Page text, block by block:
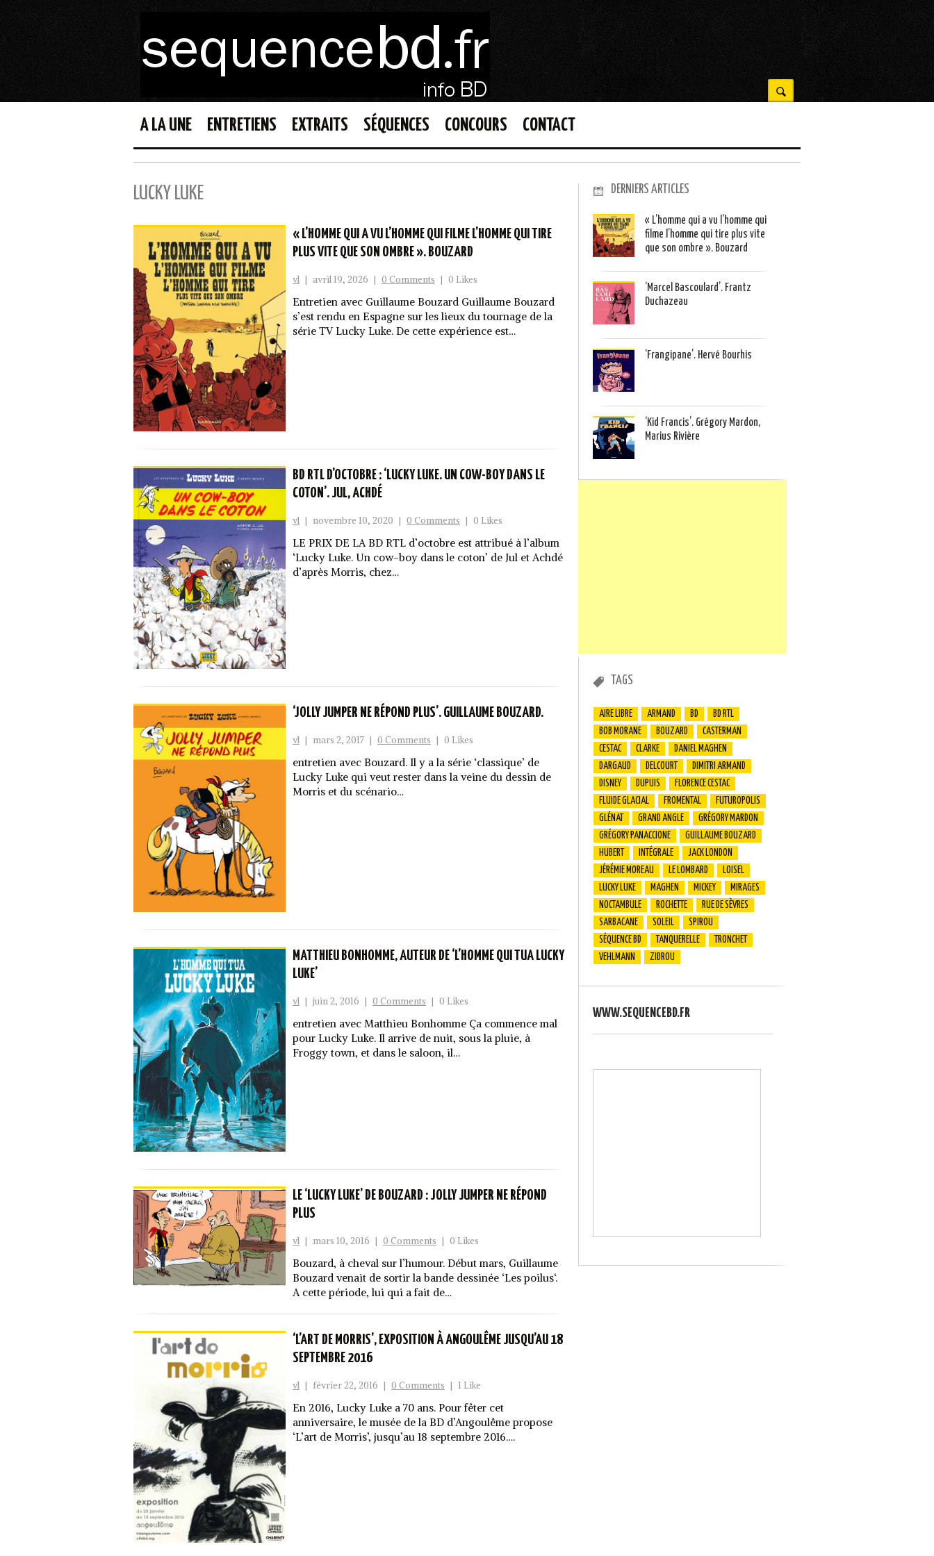
A LA UNE ENTRETIENS EXTRAITS SÉQUENCES CONCOURS CONTACT
LUCKY LUKE
« L’HOMME QUI A VU L’HOMME QUI FILME L’HOMME QUI TIRE
PLUS VITE QUE SON OMBRE ». BOUZARD
vl | avril 19, 2026 | 0 Comments | 0 Likes
Entretien avec Guillaume Bouzard Guillaume Bouzard
s’est rendu en Espagne sur les lieux du tournage de la
série TV Lucky Luke. De cette expérience est…
BD RTL D’OCTOBRE : ‘LUCKY LUKE. UN COW-BOY DANS LE
COTON’. JUL, ACHDÉ
vl | novembre 10, 2020 | 0 Comments | 0 Likes
LE PRIX DE LA BD RTL d’octobre est attribué à l’album
‘Lucky Luke. Un cow-boy dans le coton’ de Jul et Achdé
d’après Morris, chez…
‘JOLLY JUMPER NE RÉPOND PLUS’. GUILLAUME BOUZARD.
vl | mars 2, 2017 | 0 Comments | 0 Likes
entretien avec Bouzard. Il y a la série ‘classique’ de
Lucky Luke qui veut rester dans la veine du dessin de
Morris et du scénario…
MATTHIEU BONHOMME, AUTEUR DE ‘L’HOMME QUI TUA LUCKY
LUKE’
vl | juin 2, 2016 | 0 Comments | 0 Likes
entretien avec Matthieu Bonhomme Ça commence mal
pour Lucky Luke. Il arrive de nuit, sous la pluie, à
Froggy town, et dans le saloon, il…
LE ‘LUCKY LUKE’ DE BOUZARD : JOLLY JUMPER NE RÉPOND
PLUS
vl | mars 10, 2016 | 0 Comments | 0 Likes
Bouzard, à cheval sur l’humour. Début mars, Guillaume
Bouzard venait de sortir la bande dessinée ‘Les poilus‘.
A cette période, lui qui a fait de…
‘L’ART DE MORRIS’, EXPOSITION À ANGOULÊME JUSQU’AU 18
SEPTEMBRE 2016
vl | février 22, 2016 | 0 Comments | 1 Like
En 2016, Lucky Luke a 70 ans. Pour fêter cet
anniversaire, le musée de la BD d’Angoulême propose
‘L’art de Morris’, jusqu’au 18 septembre 2016….
DERNIERS ARTICLES
« L’homme qui a vu l’homme qui
filme l’homme qui tire plus vite
que son ombre ». Bouzard
‘Marcel Bascoulard’. Frantz
Duchazeau
‘Frangipane’. Hervé Bourhis
‘Kid Francis’. Grégory Mardon,
Marius Rivière
TAGS
AIRE LIBRE ARMAND BD
BD RTL
BOB MORANE
BOUZARD
CASTERMAN
CESTAC
CLARKE
DANIEL MAGHEN
DARGAUD
DELCOURT
DIMITRI ARMAND
DISNEY
DUPUIS
FLORENCE CESTAC
FLUIDE GLACIAL
FROMENTAL
FUTUROPOLIS
GLÉNAT
GRAND ANGLE
GRÉGORY MARDON
GRÉGORY PANACCIONE
GUILLAUME BOUZARD
HUBERT
INTÉGRALE
JACK LONDON
JÉRÉMIE MOREAU
LE LOMBARD
LOISEL
LUCKY LUKE
MAGHEN MICKEY
MIRAGES
NOCTAMBULE
ROCHETTE
RUE DE SÈVRES
SARBACANE
SOLEIL
SPIROU
SÉQUENCE BD
TANQUERELLE
TRONCHET
VEHLMANN
ZIDROU
WWW.SEQUENCEBD.FR